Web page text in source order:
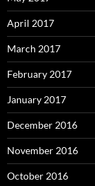
April 2017
March 2017
February 2017
January 2017
December 2016
November 2016
October 2016